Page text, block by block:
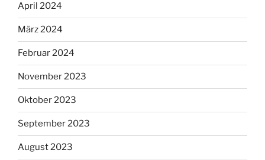
April 2024
März 2024
Februar 2024
November 2023
Oktober 2023
September 2023
August 2023